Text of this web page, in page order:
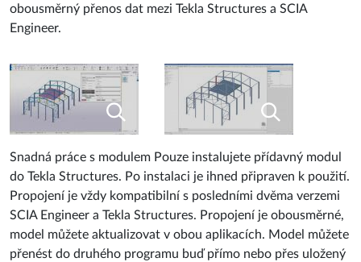
obousměrný přenos dat mezi Tekla Structures a SCIA
Engineer.
Snadná práce s modulem Pouze instalujete přídavný modul
do Tekla Structures. Po instalaci je ihned připraven k použití.
Propojení je vždy kompatibilní s posledními dvěma verzemi
SCIA Engineer a Tekla Structures. Propojení je obousměrné,
model můžete aktualizovat v obou aplikacích. Model můžete
přenést do druhého programu buď přímo nebo přes uložený